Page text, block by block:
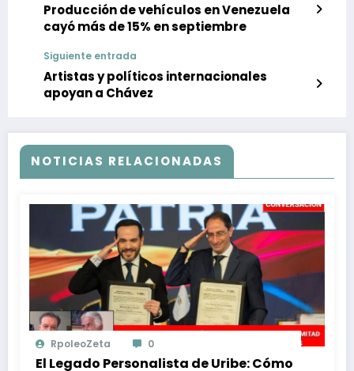
Producción de vehículos en Venezuela
cayó más de 15% en septiembre
Siguiente entrada
Artistas y políticos internacionales
apoyan a Chávez
NOTICIAS RELACIONADAS
RpoleoZeta 0
El Legado Personalista de Uribe: Cómo